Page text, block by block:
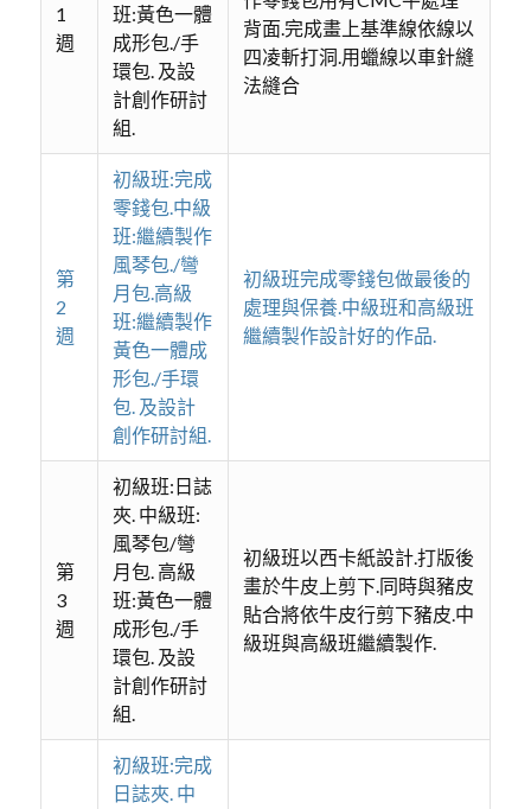
1
週
班:黃色一體
成形包./手
環包. 及設
計創作研討
組.
背面.完成畫上基準線依線以
四凌斬打洞.用蠟線以車針縫
法縫合
第
2
週
初級班:完成
零錢包.中級
班:繼續製作
風琴包./彎
月包.高級
班:繼續製作
黃色一體成
形包./手環
包. 及設計
創作研討組.
初級班完成零錢包做最後的
處理與保養.中級班和高級班
繼續製作設計好的作品.
第
3
週
初級班:日誌
夾. 中級班:
風琴包/彎
月包. 高級
班:黃色一體
成形包./手
環包. 及設
計創作研討
組.
初級班以西卡紙設計.打版後
畫於牛皮上剪下.同時與豬皮
貼合將依牛皮行剪下豬皮.中
級班與高級班繼續製作.
初級班:完成
日誌夾. 中